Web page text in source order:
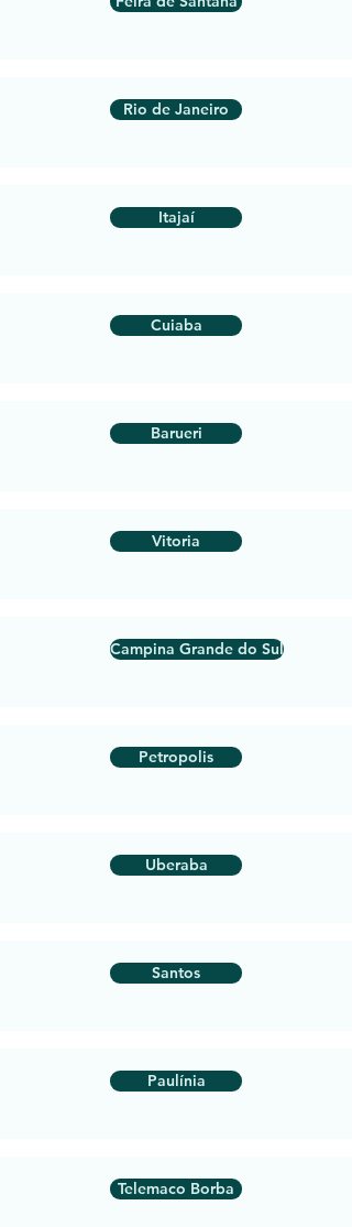
Rio de Janeiro
Itajaí
Cuiaba
Barueri
Vitoria
Campina Grande do Sul
Petropolis
Uberaba
Santos
Paulínia
Telemaco Borba